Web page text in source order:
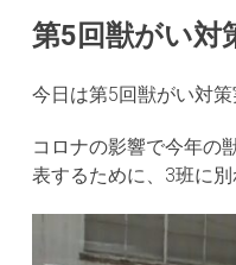
第5回獣がい対
今日は第5回獣がい対策
コロナの影響で今年の
表するために、3班に